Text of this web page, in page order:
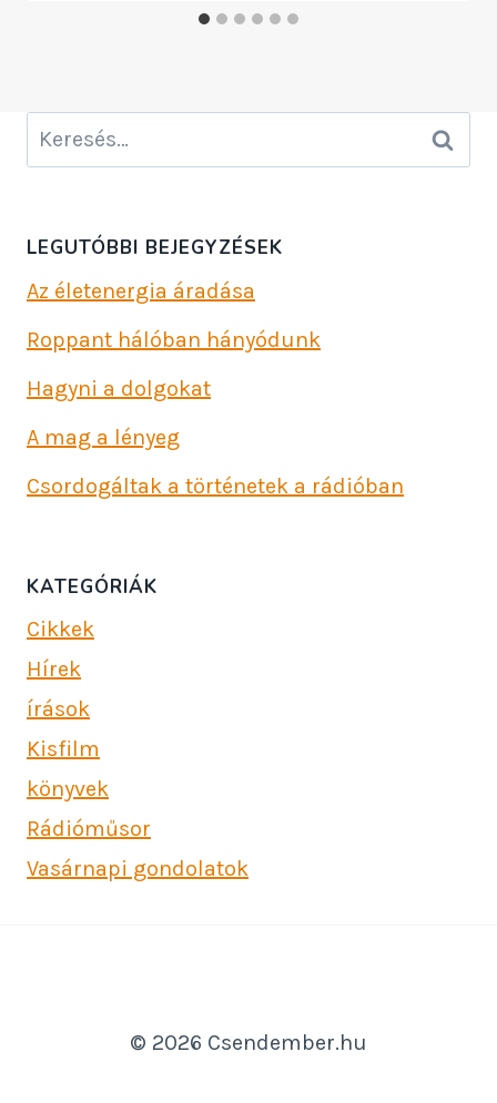
Keresés:
LEGUTÓBBI BEJEGYZÉSEK
Az életenergia áradása
Roppant hálóban hányódunk
Hagyni a dolgokat
A mag a lényeg
Csordogáltak a történetek a rádióban
KATEGÓRIÁK
Cikkek
Hírek
írások
Kisfilm
könyvek
Rádióműsor
Vasárnapi gondolatok
© 2026 Csendember.hu